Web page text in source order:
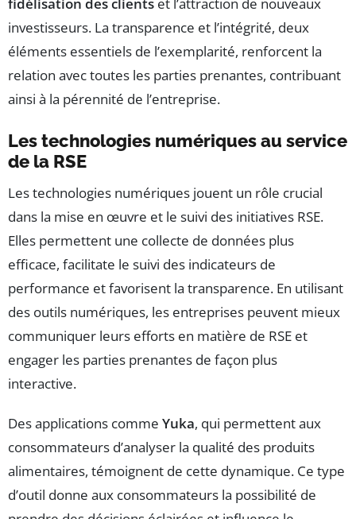
fidélisation des clients et l’attraction de nouveaux
investisseurs. La transparence et l’intégrité, deux
éléments essentiels de l’exemplarité, renforcent la
relation avec toutes les parties prenantes, contribuant
ainsi à la pérennité de l’entreprise.
Les technologies numériques au service
de la RSE
Les technologies numériques jouent un rôle crucial
dans la mise en œuvre et le suivi des initiatives RSE.
Elles permettent une collecte de données plus
efficace, facilitate le suivi des indicateurs de
performance et favorisent la transparence. En utilisant
des outils numériques, les entreprises peuvent mieux
communiquer leurs efforts en matière de RSE et
engager les parties prenantes de façon plus
interactive.
Des applications comme Yuka, qui permettent aux
consommateurs d’analyser la qualité des produits
alimentaires, témoignent de cette dynamique. Ce type
d’outil donne aux consommateurs la possibilité de